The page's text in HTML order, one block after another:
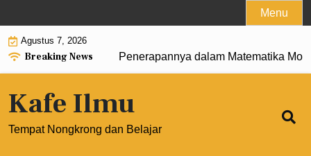
to
content
Menu
Agustus 7, 2026
Breaking News
Rumus, dan Penerapannya dalam Matematika
Kafe Ilmu
Tempat Nongkrong dan Belajar